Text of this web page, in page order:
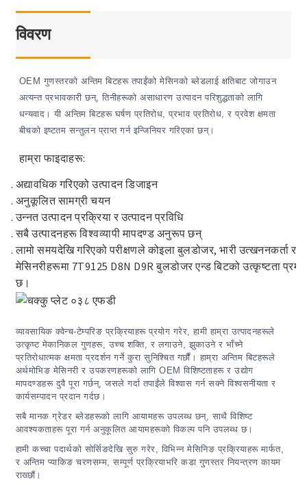
विवरण
OEM गुणस्तरको अन्तिम बिटहरू तपाईंको मेसिनको ब्लेडलाई क्षतिबाट जोगाउन
अत्यन्त प्रभावकारी छन्, तिनीहरूको असाधारण उत्पादन परिशुद्धताको लागि
धन्यवाद। यी अन्तिम बिटहरू घर्षण प्रतिरोध, प्रभाव प्रतिरोध, र प्रवेश क्षमता
बीचको इष्टतम सन्तुलन प्राप्त गर्न इन्जिनियर गरिएका छन्।
हाम्रा फाइदाहरू:
अद्यावधिक गरिएको उत्पादन डिजाइन
अनुकूलित सामग्री चयन
उन्नत उत्पादन प्रक्रिया र उत्पादन प्रविधि
सबै उत्पादनहरू विश्वव्यापी मापदण्ड अनुरूप छन्
लामो समयदेखि गरिएको परीक्षणले कोइला बुलडोजर, भारी उत्खननकर्ता
मेसिनरीहरूमा 7T9125 D8N D9R बुलडोजर एन्ड बिटको उत्कृष्टता
छ।
व्यावसायिक क्वेन्च-टेम्परिङ प्रक्रियाहरू प्रयोग गरेर, हामी हाम्रा उत्पादनहरूले
उत्कृष्ट मेकानिकल गुणहरू, उच्च शक्ति, र लगाउने, झुकाउने र भाँच्ने
प्रतिरोधात्मक क्षमता प्रदर्शन गर्ने कुरा सुनिश्चित गर्छौं। हाम्रा अन्तिम बिटहरूले
अर्थमोभिङ मेसिनरी र उपकरणहरूको लागि OEM विशिष्टताहरू र उद्योग
मापदण्डहरू दुवै पूरा गर्छन्, जसले गर्दा तपाईंले विश्वास गर्न सक्ने विश्वसनीयता र
कार्यसम्पादन प्रदान गर्दछ।
सबै मानक ग्रेडर ब्लेडहरूको लागि आयामहरू उपलब्ध छन्, साथै विशिष्ट
आवश्यकताहरू पूरा गर्न अनुकूलित आयामहरूको विकल्प पनि उपलब्ध छ।
हामी कच्चा पदार्थको सोर्सिङदेखि सुरु गरेर, विभिन्न मेसिनिङ प्रक्रियाहरू मार्फत,
र अन्तिम प्याकिङ चरणसम्म, सम्पूर्ण प्रक्रियाभरि कडा गुणस्तर नियन्त्रण कायम
राख्छौं।